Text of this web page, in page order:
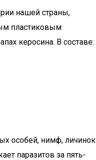
нашей страны,
пластиковым
керосина. В составе:
особей, нимф, личинок
паразитов за пять-